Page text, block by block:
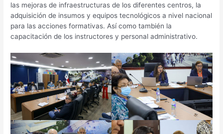
las mejoras de infraestructuras de los diferentes centros, la
adquisición de insumos y equipos tecnológicos a nivel nacional
para las acciones formativas. Así como también la
capacitación de los instructores y personal administrativo.